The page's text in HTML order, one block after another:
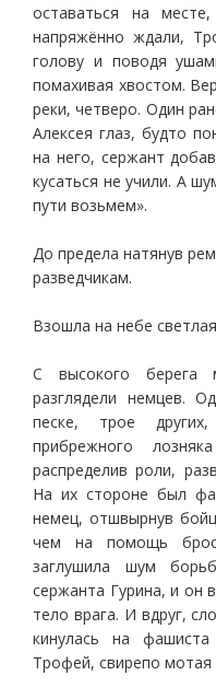
оставаться на
напряжённо ждали,
голову и поводя
помахивая хвостом.
реки, четверо. Один
Алексея глаз, будто
на него, сержант
кусаться не учили. А
пути возьмем».
До предела натянув
разведчикам.
Взошла на небе
С высокого берега
разглядели немцев.
песке, трое
прибрежного
распределив роли,
На их стороне был
немец, отшвырнув
чем на помощь
заглушила шум
сержанта Гурина, и он
тело врага. И вдруг,
кинулась на
Трофей, свирепо мотая